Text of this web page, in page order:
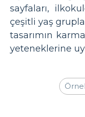
sayfaları,
çeşitli yaş
tasarımın
yeteneklerine